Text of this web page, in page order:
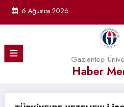
6 Ağustos 2026
Gaziantep
Haber